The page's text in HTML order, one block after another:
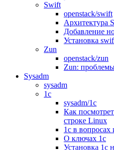
Swift
openstack/swift
Архитектура
Добавление
Установка
Zun
openstack/zun
Zun:
Sysadm
sysadm
1c
sysadm/1c
Как
строке Linux
1с в вопросах
О ключах 1с
Установка 1с